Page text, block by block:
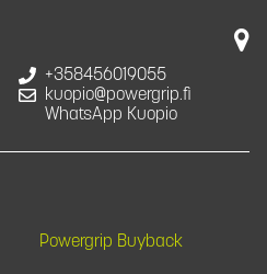
+358456019055
kuopio@powergrip.fi
WhatsApp Kuopio
Powergrip Buyback